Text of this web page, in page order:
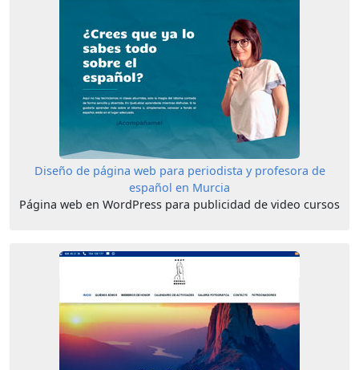
Diseño de página web para periodista y profesora de
español en Murcia
Página web en WordPress para publicidad de video cursos